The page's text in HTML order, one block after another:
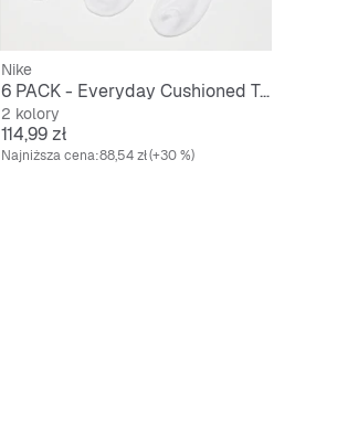
Nike
6 PACK - Everyday Cushioned Training Crew Socks
2 kolory
Cena
114,99 zł
Najniższa cena:88,54 zł(+30 %)